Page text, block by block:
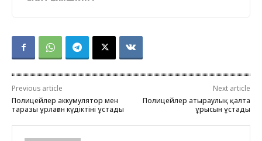
Previous article
Полицейлер аккумулятор мен
таразы ұрлаған күдіктіні ұстады
Next article
Полицейлер атыраулық қалта
ұрысын ұстады